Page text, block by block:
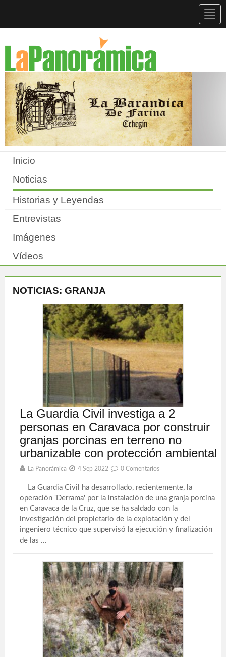
Inicio
Noticias
Historias y Leyendas
Entrevistas
Imágenes
Vídeos
NOTICIAS: GRANJA
La Guardia Civil investiga a 2
personas en Caravaca por construir
granjas porcinas en terreno no
urbanizable con protección ambiental
La Panorámica 4 Sep 2022 0 Comentarios
La Guardia Civil ha desarrollado, recientemente, la
operación 'Derrama' por la instalación de una granja porcina
en Caravaca de la Cruz, que se ha saldado con la
investigación del propietario de la explotación y del
ingeniero técnico que supervisó la ejecución y finalización
de las ...